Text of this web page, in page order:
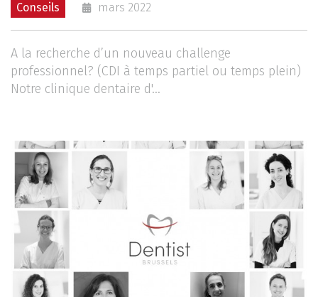
Conseils mars 2022
A la recherche d’un nouveau challenge
professionnel? (CDI à temps partiel ou temps plein)
Notre clinique dentaire d'...